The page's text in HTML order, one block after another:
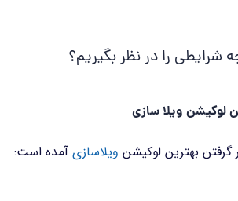
شرایطی را در نظر بگیریم؟
لوکیشن ویلا سازی
گرفتن بهترین لوکیشن ویلاسازی آمده است: